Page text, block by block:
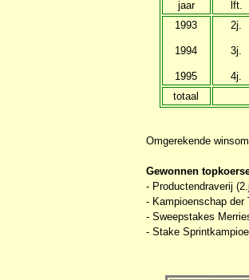
jaar lft.
1993
1994
1995
2j.
3j.
4j.
totaal
Omgerekende
Gewonnen
- Productendraverij
- Kampioenschap der
- Sweepstakes
- Stake